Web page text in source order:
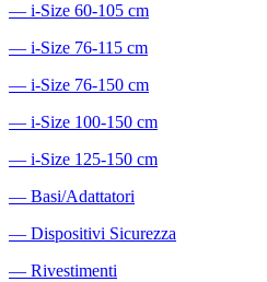
― i-Size 60-105 cm
― i-Size 76-115 cm
― i-Size 76-150 cm
― i-Size 100-150 cm
― i-Size 125-150 cm
― Basi/Adattatori
― Dispositivi Sicurezza
― Rivestimenti